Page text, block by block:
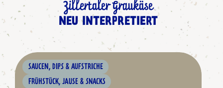
Zillertaler Graukäse
NEU INTERPRETIERT
SAUCEN, DIPS & AUFSTRICHE
FRÜHSTÜCK, JAUSE & SNACKS